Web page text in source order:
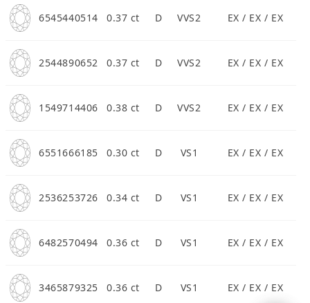
6545440514 0.37 ct D VVS2 EX / EX / EX
2544890652 0.37 ct D VVS2 EX / EX / EX
1549714406 0.38 ct D VVS2 EX / EX / EX
6551666185 0.30 ct D VS1 EX / EX / EX
2536253726 0.34 ct D VS1 EX / EX / EX
6482570494 0.36 ct D VS1 EX / EX / EX
3465879325 0.36 ct D VS1 EX / EX / EX